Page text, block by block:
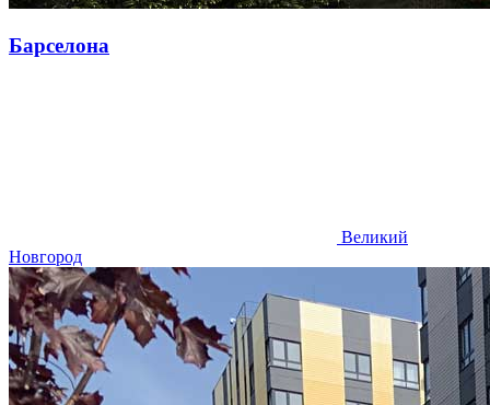
Барселона
Великий
Новгород